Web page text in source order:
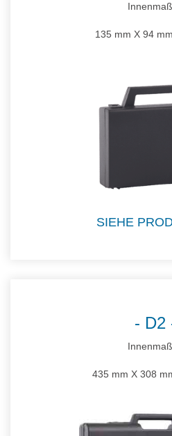
135 mm X 94
SIEHE
D2
435 mm X 308